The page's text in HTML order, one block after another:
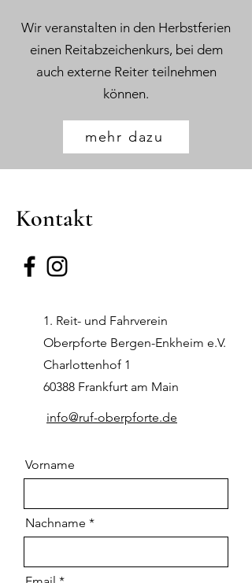
Wir veranstalten in den Herbstferien
einen Reitabzeichenkurs, bei dem
auch externe Reiter teilnehmen
können.
mehr dazu
Kontakt
1. Reit- und Fahrverein
Oberpforte Bergen-Enkheim e.V.
Charlottenhof 1
60388 Frankfurt am Main
info@ruf-oberpforte.de
Vorname
Nachname